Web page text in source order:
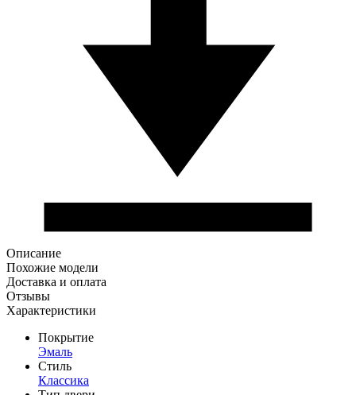
Описание
Похожие модели
Доставка и оплата
Отзывы
Характеристики
Покрытие
Эмаль
Стиль
Классика